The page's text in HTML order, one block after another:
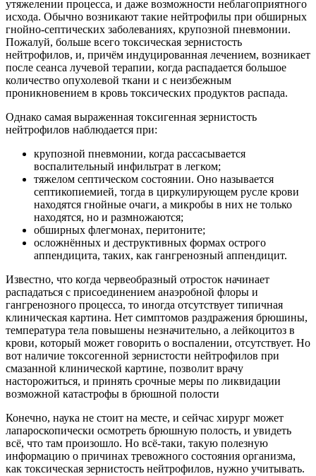
утяжелении процесса, и даже возможности неблагоприятного
исхода. Обычно возникают такие нейтрофилы при обширных
гнойно-септических заболеваниях, крупозной пневмонии.
Пожалуй, больше всего токсическая зернистость
нейтрофилов, и, причём индуцированная лечением, возникает
после сеанса лучевой терапии, когда распадается большое
количество опухолевой ткани и с неизбежным
проникновением в кровь токсических продуктов распада.
Однако самая выраженная токсигенная зернистость
нейтрофилов наблюдается при:
крупозной пневмонии, когда рассасывается
воспалительный инфильтрат в легком;
тяжелом септическом состоянии. Оно называется
септикопиемией, тогда в циркулирующем русле крови
находятся гнойные очаги, а микробы в них не только
находятся, но и размножаются;
обширных флегмонах, перитоните;
осложнённых и деструктивных формах острого
аппендицита, таких, как гангренозный аппендицит.
Известно, что когда червеобразный отросток начинает
распадаться с присоединением анаэробной флоры и
гангренозного процесса, то иногда отсутствует типичная
клиническая картина. Нет симптомов раздражения брюшины,
температура тела повышены незначительно, а лейкоцитоз в
крови, который может говорить о воспалении, отсутствует. Но
вот наличие токсогенной зернистости нейтрофилов при
смазанной клинической картине, позволит врачу
насторожиться, и принять срочные меры по ликвидации
возможной катастрофы в брюшной полости
Конечно, наука не стоит на месте, и сейчас хирург может
лапароскопически осмотреть брюшную полость, и увидеть
всё, что там произошло. Но всё-таки, такую полезную
информацию о причинах тревожного состояния организма,
как токсическая зернистость нейтрофилов, нужно учитывать.